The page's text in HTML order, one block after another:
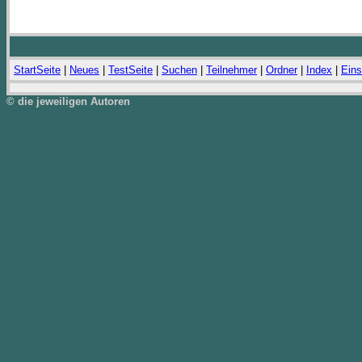
StartSeite Neues TestSeite Suchen Teilnehmer| Ordner| Index
© die jeweiligen Autoren